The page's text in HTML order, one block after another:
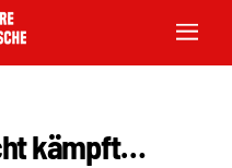
kämpft…